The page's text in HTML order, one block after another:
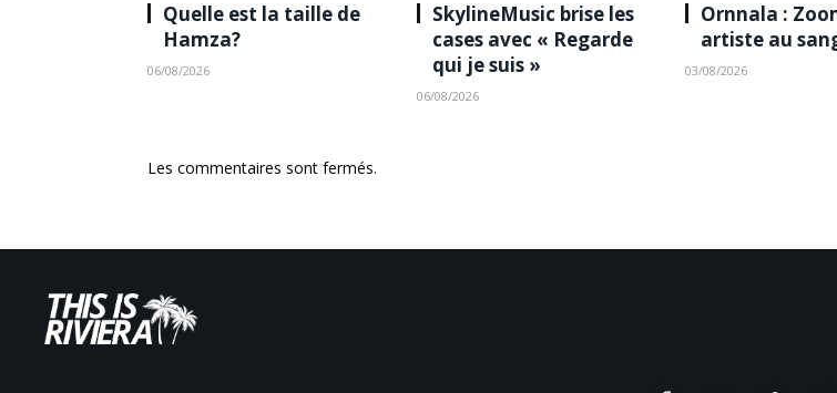
Quelle est la taille de
Hamza?
06/08/2026
SkylineMusic brise les
cases avec « Regarde
qui je suis »
06/08/2026
Ornnala :
artiste au
03/08/2026
Les commentaires sont fermés.